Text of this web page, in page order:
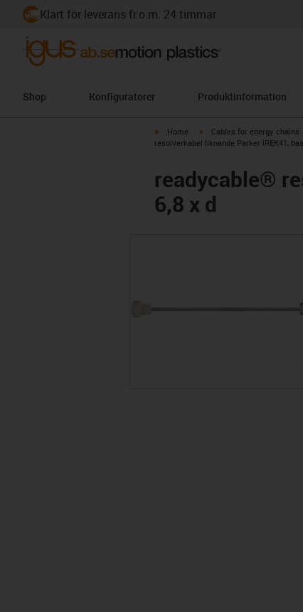
Klart för leverans fr.o.m. 24 timmar
Shop Konfiguratorer Produktinformation
igus-icon-arrow-right
Home igus-icon-arrow-right
Cables for energy chains
resolverkabel liknande Parker iREK41,
readycable®
6,8 x d